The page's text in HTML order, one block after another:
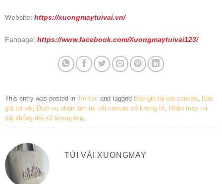
Website: https://xuongmaytuivai.vn/
Fanpage: https://www.facebook.com/Xuongmaytuivai123/
This entry was posted in Tin tức and tagged Báo giá túi vải canvas
Báo
giá tui vải
Dịch vụ nhận làm túi vải canvas số lượng lớ
Nhận may túi
vải không dệt số lượng lớn
TÚI VẢI XUONGMAY